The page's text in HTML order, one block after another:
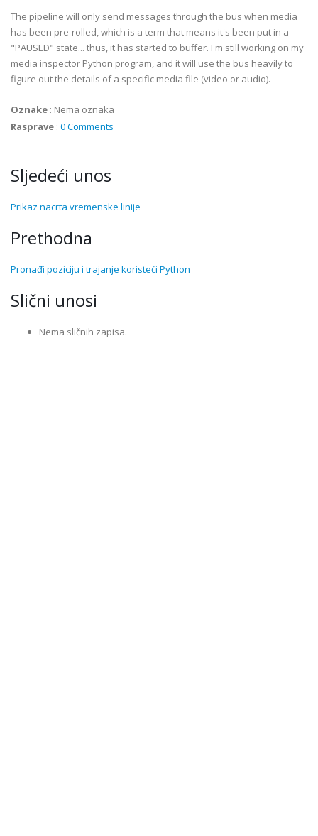
The pipeline will only send messages through the bus when media
has been pre-rolled, which is a term that means it's been put in a
"PAUSED" state... thus, it has started to buffer. I'm still working on my
media inspector Python program, and it will use the bus heavily to
figure out the details of a specific media file (video or audio).
Oznake : Nema oznaka
Rasprave : 0 Comments
Sljedeći unos
Prikaz nacrta vremenske linije
Prethodna
Pronađi poziciju i trajanje koristeći Python
Slični unosi
Nema sličnih zapisa.